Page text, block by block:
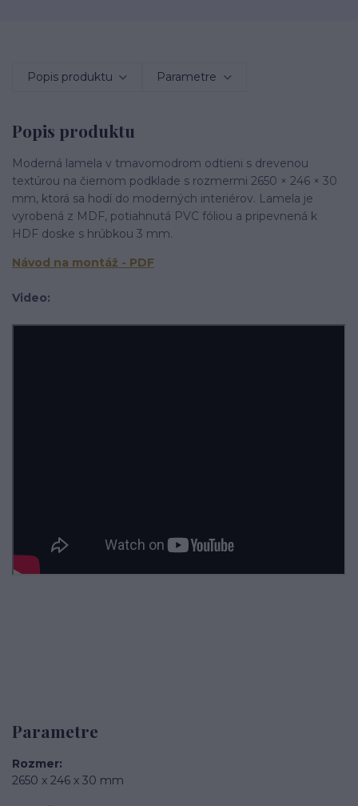
Popis produktu Parametre
Popis produktu
Moderná lamela v tmavomodrom odtieni s drevenou
textúrou na čiernom podklade s rozmermi 2650 × 246 × 30
mm, ktorá sa hodí do moderných interiérov. Lamela je
vyrobená z MDF, potiahnutá PVC fóliou a pripevnená k
HDF doske s hrúbkou 3 mm.
Návod na montáž - PDF
Video:
Parametre
Rozmer
2650 x 246 x 30 mm